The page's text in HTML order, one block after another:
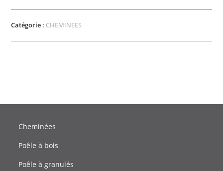
Catégorie : CHEMINEES
Cheminées
Poêle à bois
Poêle à granulés